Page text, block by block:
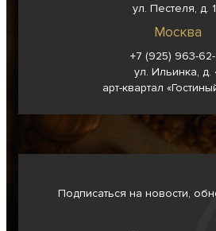
ул. Пестеля, д.
Москва
+7 (925) 963-62-
ул. Ильинка, д.
арт-квартал
Подписаться на новости,